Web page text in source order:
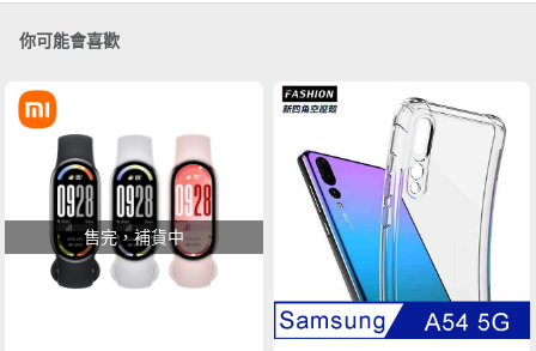
你可能會喜歡
售完，補貨中